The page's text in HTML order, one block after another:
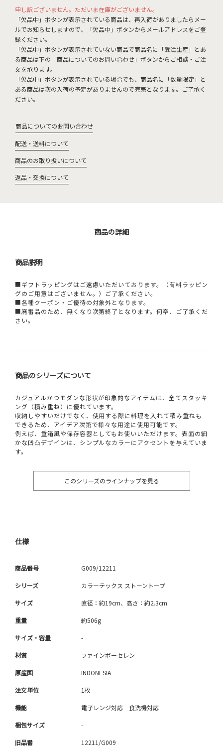
申し訳ございません。ただいま在庫がございません。
「欠品中」ボタンが表示されている商品は、再入荷がありましたらメー
ルでお知らせしますので、「欠品中」ボタンからメールアドレスをご登
録ください。
「欠品中」ボタンが表示されていない商品で商品名に「受注生産」とあ
る商品は下の「商品についてのお問い合わせ」ボタンからご相談・ご注
文を承ります。
「欠品中」ボタンが表示されている場合でも、商品名に「数量限定」と
ある商品は次の入荷の予定がありませんので完売となります。ご了承く
ださい。
商品についてのお問い合わせ
配送・送料について
商品のお取り扱いについて
返品・交換について
商品の詳細
商品説明
■ギフトラッピングはご遠慮いただいております。（有料ラッピン
グのご用意はございません。）ご了承ください。
■各種クーポン・ご優待の対象外となります。
■廃番品のため、無くなり次第終了となります。何卒、ご了承くだ
さい。
商品のシリーズについて
カジュアルかつモダンな形状が印象的なアイテムは、全てスタッキ
ング（積み重ね）に優れています。
収納しやすいだけでなく、使用する際に料理を入れて積み重ねも
できるため、アイデア次第で様々な用途に使用可能です。
例えば、重箱風や保存容器としてもお使いいただけます。表面の細
かな凹凸デザインは、シンプルなカラーにアクセントを与えていま
す。
このシリーズのラインナップを見る
仕様
商品番号 G009/12211
シリーズ カラーテックス ストーントープ
サイズ 直径：約19cm、高さ：約2.3cm
重量 約506g
サイズ・容量 -
材質 ファインポーセレン
原産国 INDONESIA
注文単位 1枚
機能 電子レンジ対応 食洗機対応
梱包サイズ -
旧品番 12211/G009